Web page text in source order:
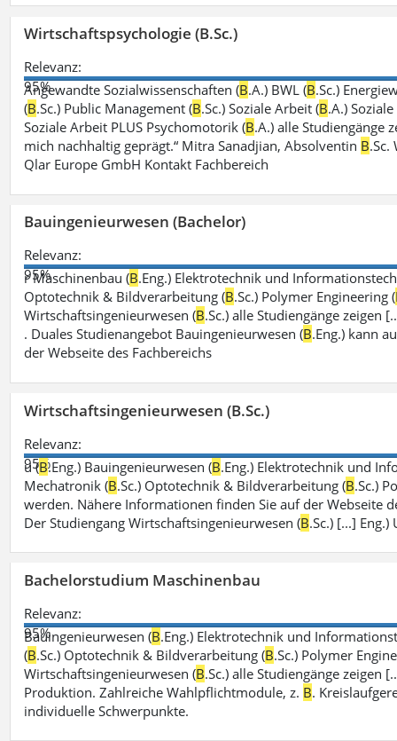
Wirtschaftspsychologie (B.Sc.)
Relevanz:
95%
Angewandte Sozialwissenschaften (B.A.) BWL (B.Sc.)
(B.Sc.) Public Management (B.Sc.) Soziale Arbeit (B.A.)
Soziale Arbeit PLUS Psychomotorik (B.A.) alle Studiengänge
mich nachhaltig geprägt.“ Mitra Sanadjian, Absolventin B.Sc.
Qlar Europe GmbH Kontakt Fachbereich
Bauingenieurwesen (Bachelor)
Relevanz:
95%
r Maschinenbau (B.Eng.) Elektrotechnik und
Optotechnik & Bildverarbeitung (B.Sc.) Polymer Engineering (
Wirtschaftsingenieurwesen (B.Sc.) alle Studiengänge
. Duales Studienangebot Bauingenieurwesen (B.Eng.) kann
der Webseite des Fachbereichs
Wirtschaftsingenieurwesen (B.Sc.)
Relevanz:
95%
u (B.Eng.) Bauingenieurwesen (B.Eng.) Elektrotechnik und
Mechatronik (B.Sc.) Optotechnik & Bildverarbeitung (B.Sc.)
werden. Nähere Informationen finden Sie auf der Webseite
Der Studiengang Wirtschaftsingenieurwesen (B.Sc.) [...]
Bachelorstudium Maschinenbau
Relevanz:
95%
Bauingenieurwesen (B.Eng.) Elektrotechnik und
(B.Sc.) Optotechnik & Bildverarbeitung (B.Sc.) Polymer
Wirtschaftsingenieurwesen (B.Sc.) alle Studiengänge
Produktion. Zahlreiche Wahlpflichtmodule, z. B.
individuelle Schwerpunkte.